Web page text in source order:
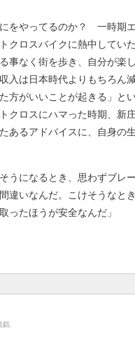
をやってるのか？ 一時期
クロスバイクに熱中してい
事なく街を歩き、自分が楽
入は日本時代よりもちろん減
方がいいことが起きる」と
クロスにハマった時期、新
あるアドバイスに、自身の
うになるとき、思わずブレ
違いなんだ。こけそうなと
ったほうが安全なんだ」
戯